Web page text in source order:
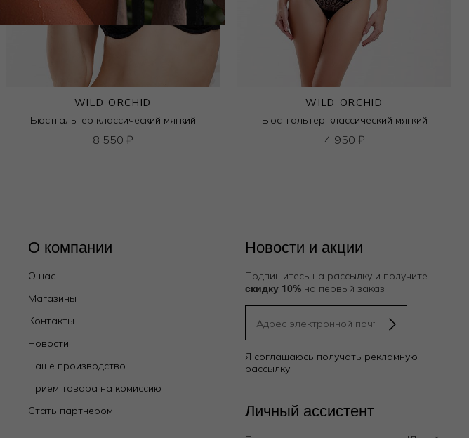
WILD ORCHID
Бюстгальтер классический мягкий
8 550 ₽
WILD ORCHID
Бюстгальтер классический мягкий
4 950 ₽
О компании
О нас
Магазины
Контакты
Новости
Наше производство
Прием товара на комиссию
Стать партнером
Новости и акции
Подпишитесь на рассылку и получите
скидку 10%на первый заказ
Я соглашаюсь получать рекламную
рассылку
Личный ассистент